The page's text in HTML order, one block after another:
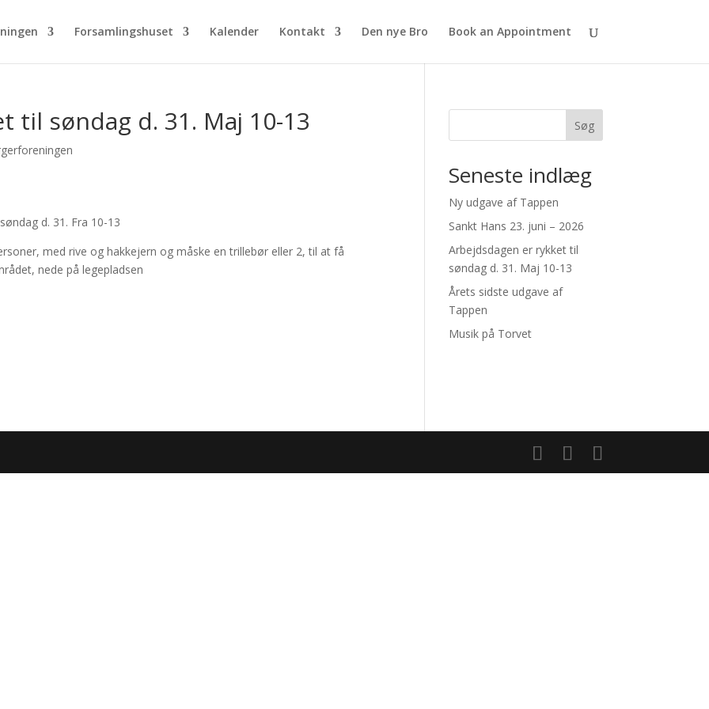
Forsamlingshuset Kalender Kontakt Den nye Bro Book an Appointment
til søndag d. 31. Maj 10-13
d. 31. Fra 10-13
med rive og hakkejern og måske en trillebør eller 2, til at få
nede på legepladsen
Søg
Seneste indlæg
Ny udgave af Tappen
Sankt Hans 23. juni – 2026
Arbejdsdagen er rykket til
søndag d. 31. Maj 10-13
Årets sidste udgave af
Tappen
Musik på Torvet